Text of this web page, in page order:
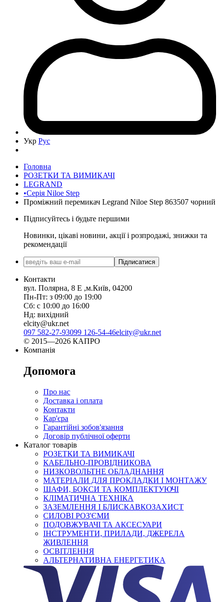
Укр Рус
Головна
РОЗЕТКИ ТА ВИМИКАЧІ
LEGRAND
•Серія Niloe Step
Проміжний перемикач Legrand Niloe Step 863507 чорний
Підписуйтесь і будьте першими
Новинки, цікаві новини, акції і розпродажі, знижки та
рекомендації
Підписатися
Контакти
вул. Полярна, 8 Е ,м.Київ, 04200
Пн-Пт: з 09:00 до 19:00
Сб: с 10:00 до 16:00
Нд: вихідний
elcity@ukr.net
097 582-27-93099 126-54-46elcity@ukr.net
© 2015—2026 КАПРО
Компанія
Допомога
Про нас
Доставка і оплата
Контакти
Кар'єра
Гарантійні зобов'язання
Договір публічної оферти
Каталог товарів
РОЗЕТКИ ТА ВИМИКАЧІ
КАБЕЛЬНО-ПРОВІДНИКОВА
НИЗКОВОЛЬТНЕ ОБЛАДНАННЯ
МАТЕРІАЛИ ДЛЯ ПРОКЛАДКИ І МОНТАЖУ
ШАФИ, БОКСИ ТА КОМПЛЕКТУЮЧІ
КЛІМАТИЧНА ТЕХНІКА
ЗАЗЕМЛЕННЯ І БЛИСКАВКОЗАХИСТ
СИЛОВІ РОЗ'ЄМИ
ПОДОВЖУВАЧІ ТА АКСЕСУАРИ
ІНСТРУМЕНТИ, ПРИЛАДИ, ДЖЕРЕЛА
ЖИВЛЕННЯ
ОСВІТЛЕННЯ
АЛЬТЕРНАТИВНА ЕНЕРГЕТИКА